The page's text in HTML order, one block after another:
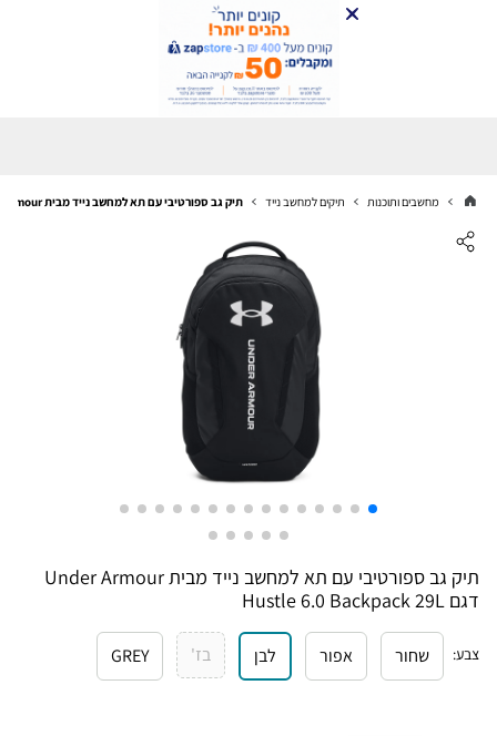
מחשבים ותוכנות תיקים למחשב נייד תיק גב ספורטיבי עם תא למחשב נייד מבית Under Armour דגם Hustle 6.0 Backpack 29L
תיק גב ספורטיבי עם תא למחשב נייד מבית Under Armour
דגם Hustle 6.0 Backpack 29L
צבע: שחור אפור לבן בז' GREY